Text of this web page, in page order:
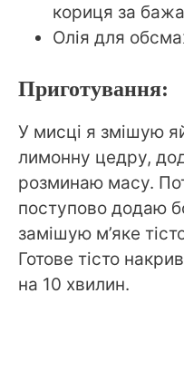
кориця за
Олія для
Приготування:
У мисці я змішую
лимонну цедру,
розминаю масу.
поступово додаю
замішую м’яке
Готове тісто
на 10 хвилин.